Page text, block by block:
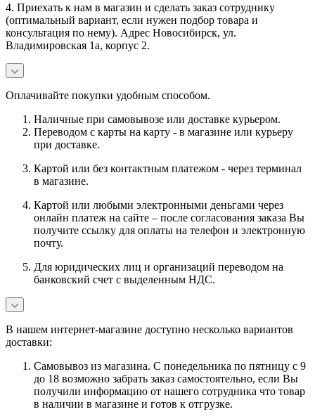
4. Приехать к нам в магазин и сделать заказ сотруднику
(оптимальный вариант, если нужен подбор товара и
консультация по нему). Адрес Новосибирск, ул.
Владимировская 1а, корпус 2.
Оплачивайте покупки удобным способом.
Наличные при самовывозе или доставке курьером.
Переводом с карты на карту - в магазине или курьеру
при доставке.
Картой или без контактным платежом - через терминал
в магазине.
Картой или любыми электронными деньгами через
онлайн платеж на сайте – после согласования заказа Вы
получите ссылку для оплаты на телефон и электронную
почту.
Для юридических лиц и организаций переводом на
банковский счет с выделенным НДС.
В нашем интернет-магазине доступно несколько вариантов
доставки:
Самовывоз из магазина. С понедельника по пятницу с 9
до 18 возможно забрать заказ самостоятельно, если Вы
получили информацию от нашего сотрудника что товар
в наличии в магазине и готов к отгрузке.